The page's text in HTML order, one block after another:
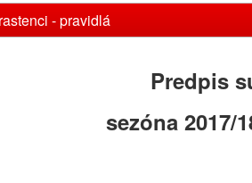
- pravidlá
Predpis
sezóna